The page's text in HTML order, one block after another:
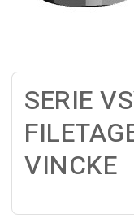
SERIE
VINCKE